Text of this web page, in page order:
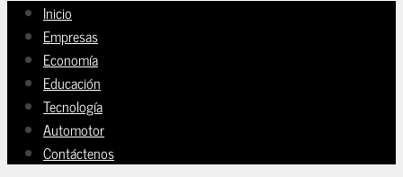
Inicio
Empresas
Economía
Educación
Tecnología
Automotor
Contáctenos